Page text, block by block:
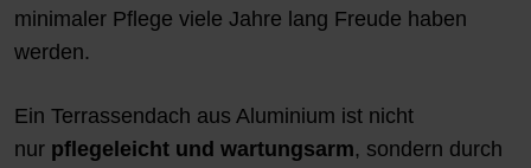
minimaler Pflege viele Jahre lang Freude haben
werden.
Ein Terrassendach aus Aluminium ist nicht
nur pflegeleicht und wartungsarm, sondern durch